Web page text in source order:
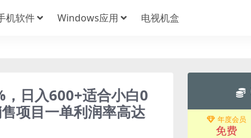
机软件 Windows应用 电视机盒
日入600+适合小白0
项目一单利润率高达
年度会员
免费